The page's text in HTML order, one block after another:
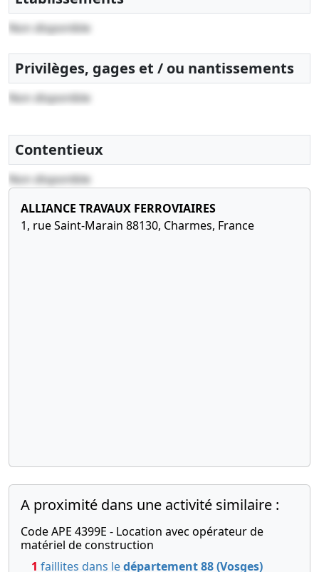
01-
constitutifs,
des fonds
Non disponible
Privilèges, gages et / ou nantissements
Non disponible
Contentieux
Non disponible
ALLIANCE TRAVAUX FERROVIAIRES
1, rue Saint-Marain 88130, Charmes, France
A proximité dans une activité similaire :
Code APE 4399E - Location avec opérateur de
matériel de construction
1 faillites dans ledépartement 88 (Vosges)